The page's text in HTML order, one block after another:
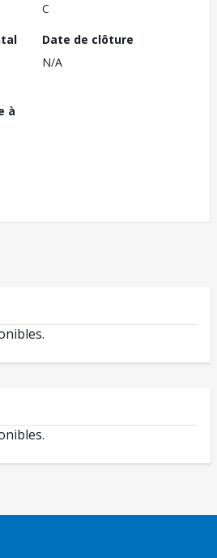
C
Date de clôture
N/A
à